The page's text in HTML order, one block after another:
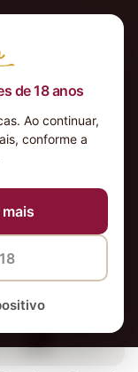
de 18 anos
Ao continuar,
conforme a